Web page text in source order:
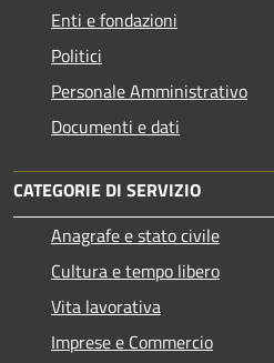
Enti e fondazioni
Politici
Personale Amministrativo
Documenti e dati
CATEGORIE DI SERVIZIO
Anagrafe e stato civile
Cultura e tempo libero
Vita lavorativa
Imprese e Commercio